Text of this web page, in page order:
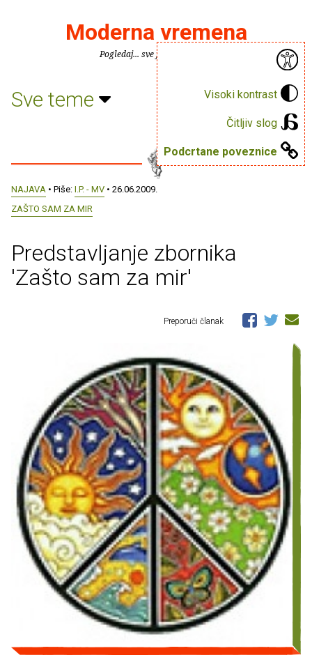
Visoki kontrast
Čitljiv slog
Podcrtane poveznice
Moderna vremena
Pogledaj... sve je puno knjiga.
Sve teme
NAJAVA • Piše: I.P. - MV • 26.06.2009.
ZAŠTO SAM ZA MIR
Predstavljanje zbornika
'Zašto sam za mir'
Preporuči članak